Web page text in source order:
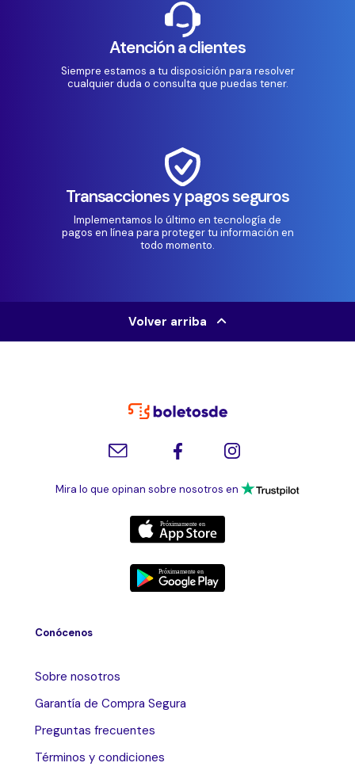
Atención a clientes
Siempre estamos a tu disposición para resolver
cualquier duda o consulta que puedas tener.
Transacciones y pagos seguros
Implementamos lo último en tecnología de
pagos en línea para proteger tu información en
todo momento.
Volver arriba
Mira lo que opinan sobre nosotros en
Conócenos
Sobre nosotros
Garantía de Compra Segura
Preguntas frecuentes
Términos y condiciones